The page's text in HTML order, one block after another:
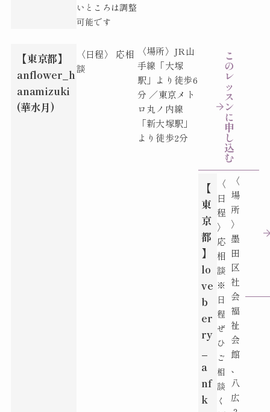
いところは調整
可能です
【東京都】
anflower_h
anamizuki
(華水月)
〈日程〉 応相
談
〈場所〉JR山
手線「大塚
駅」より徒歩6
分 ／東京メト
ロ丸ノ内線
「新大塚駅」
より徒歩2分
こ
の
レ
ッ
ス
ン
に
申
し
込
む
【
東
京
都
】
lo
ve
b
er
ry
a
nf
k
〈
日
程
〉
応
相
談
※
日
程
ぜ
ひ
ご
相
談
く
〈
場
所
〉
墨
田
区
社
会
福
祉
会
館
、
八
広